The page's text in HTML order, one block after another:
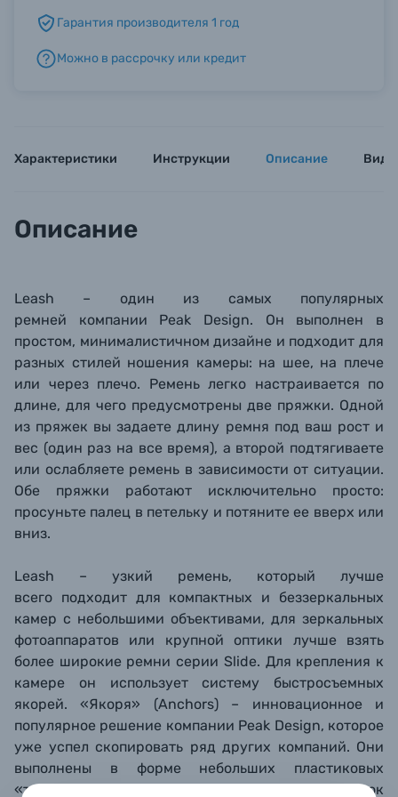
Б/У фототехника (Комиссионные товары)
Гарантия производителя 1 год
Можно в рассрочку или кредит
Характеристики Инструкции Описание
Описание
Leash – один из самых популярных
ремней компании Peak Design. Он выполнен в
простом, минималистичном дизайне и подходитдля
разных стилей ношения камеры: на шее, на плече
или через плечо. Ремень легко настраивается по
длине, для чего предусмотрены две пряжки. Одной
из пряжек вы задаете длину ремня под ваш рост и
вес (один раз на все время), а второй подтягиваете
или ослабляете ремень в зависимости от ситуации.
Обе пряжки работают исключительно просто:
просуньте палец в петельку и потяните ее вверх или
вниз.
Leash – узкий ремень, который лучше
всего подходит для компактных и беззеркальных
камер с небольшими объективами, для зеркальных
фотоаппаратов или крупной оптики лучше взять
более широкие ремни серии Slide. Для крепления к
камере он использует систему быстросъемных
якорей. «Якоря» (Anchors) – инновационное и
популярное решение компании Peak Design, которое
уже успел скопировать ряд других компаний. Они
выполнены в форме небольших пластиковых
«таблеток» с запаянным шнурком. Шнурок